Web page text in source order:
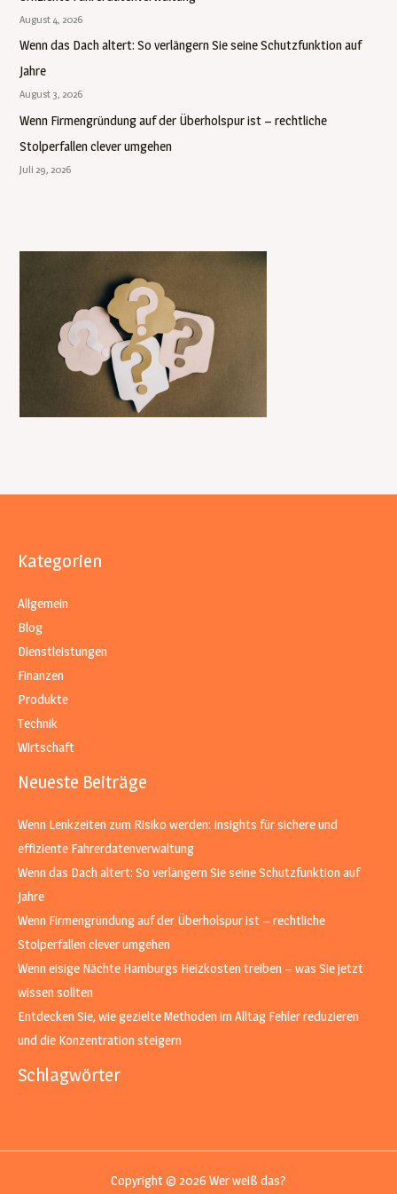
August 4, 2026
Wenn das Dach altert: So verlängern Sie seine Schutzfunktion auf
Jahre
August 3, 2026
Wenn Firmengründung auf der Überholspur ist – rechtliche
Stolperfallen clever umgehen
Juli 29, 2026
Kategorien
Allgemein
Blog
Dienstleistungen
Finanzen
Produkte
Technik
Wirtschaft
Neueste Beiträge
Wenn Lenkzeiten zum Risiko werden: Insights für sichere und
effiziente Fahrerdatenverwaltung
Wenn das Dach altert: So verlängern Sie seine Schutzfunktion auf
Jahre
Wenn Firmengründung auf der Überholspur ist – rechtliche
Stolperfallen clever umgehen
Wenn eisige Nächte Hamburgs Heizkosten treiben – was Sie jetzt
wissen sollten
Entdecken Sie, wie gezielte Methoden im Alltag Fehler reduzieren
und die Konzentration steigern
Schlagwörter
Copyright © 2026 Wer weiß das?